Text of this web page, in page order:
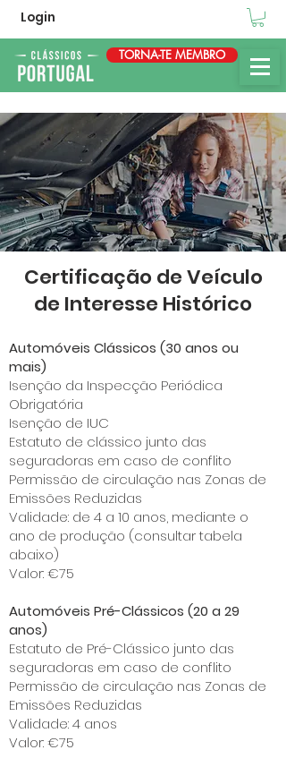
Login
TORNA-TE MEMBRO
Certificação de Veículo
de Interesse Histórico
Automóveis Clássicos (30 anos ou
mais)
Isenção da Inspecção Periódica
Obrigatória
Isenção de IUC
Estatuto de clássico junto das
seguradoras em caso de conflito
Permissão de circulação nas Zonas de
Emissões Reduzidas
Validade: de 4 a 10 anos, mediante o
ano de produção (consultar tabela
abaixo)
Valor: €75
Automóveis Pré-Clássicos (20 a 29
anos)
Estatuto de Pré-Clássico junto das
seguradoras em caso de conflito
Permissão de circulação nas Zonas de
Emissões Reduzidas
Validade: 4 anos
Valor: €75